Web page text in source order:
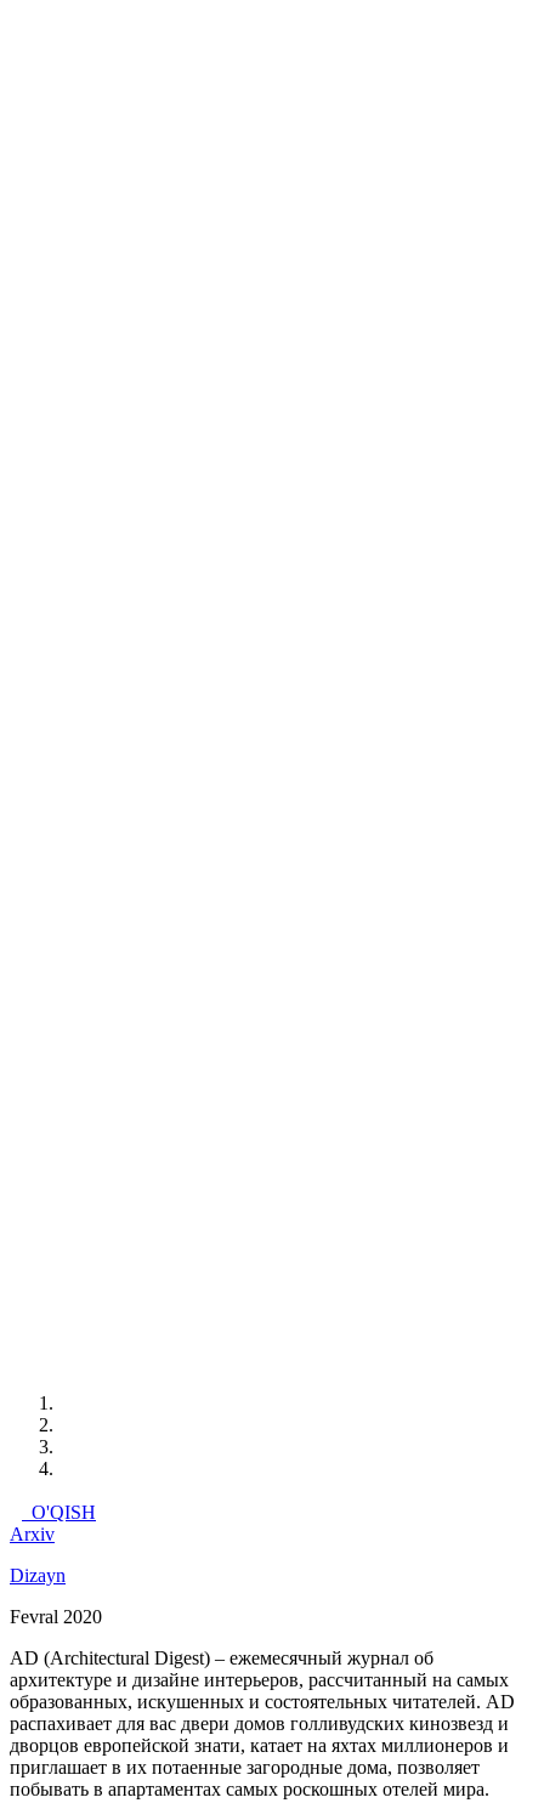
O'QISH
Arxiv
Dizayn
Fevral 2020
АD (Architectural Digest) – ежемесячный журнал об
архитектуре и дизайне интерьеров, рассчитанный на самых
образованных, искушенных и состоятельных читателей. AD
распахивает для вас двери домов голливудских кинозвезд и
дворцов европейской знати, катает на яхтах миллионеров и
приглашает в их потаенные загородные дома, позволяет
побывать в апартаментах самых роскошных отелей мира.